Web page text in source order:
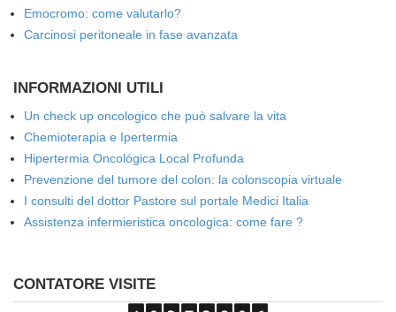
Emocromo: come valutarlo?
Carcinosi peritoneale in fase avanzata
INFORMAZIONI UTILI
Un check up oncologico che può salvare la vita
Chemioterapia e Ipertermia
Hipertermia Oncológica Local Profunda
Prevenzione del tumore del colon: la colonscopia virtuale
I consulti del dottor Pastore sul portale Medici Italia
Assistenza infermieristica oncologica: come fare ?
CONTATORE VISITE